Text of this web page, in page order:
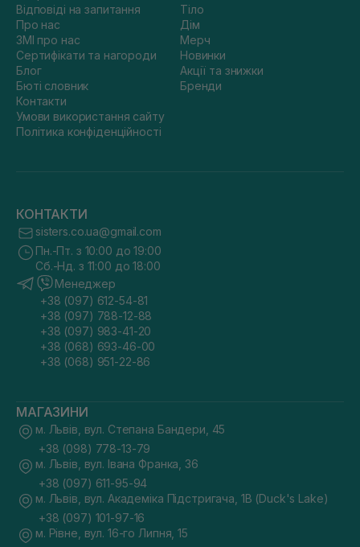
Відповіді на запитання
Про нас
ЗМІ про нас
Сертифікати та нагороди
Блог
Бюті словник
Контакти
Умови використання сайту
Політика конфіденційності
Тіло
Дім
Мерч
Новинки
Акції та знижки
Бренди
КОНТАКТИ
sisters.co.ua@gmail.com
Пн.-Пт. з 10:00 до 19:00
Сб.-Нд. з 11:00 до 18:00
Менеджер
+38 (097) 612-54-81
+38 (097) 788-12-88
+38 (097) 983-41-20
+38 (068) 693-46-00
+38 (068) 951-22-86
МАГАЗИНИ
м. Львів, вул. Степана Бандери, 45
+38 (098) 778-13-79
м. Львів, вул. Івана Франка, 36
+38 (097) 611-95-94
м. Львів, вул. Академіка Підстригача, 1В (Duck's Lake)
+38 (097) 101-97-16
м. Рівне, вул. 16-го Липня, 15